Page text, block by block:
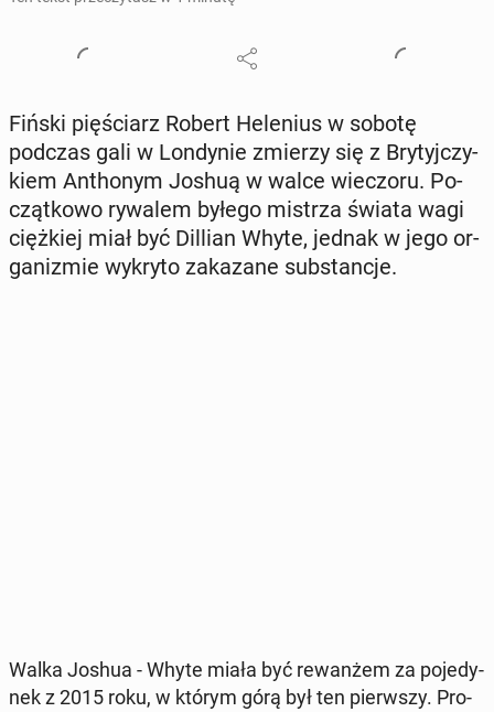
Fiński pię­ściarz Robert He­le­nius w sobotę
podczas gali w Lon­dy­nie zmierzy się z Bry­tyj­czy­
kiem An­tho­nym Joshuą w walce wie­czo­ru. Po­
cząt­ko­wo rywalem byłego mistrza świata wagi
cięż­kiej miał być Dillian Whyte, jednak w jego or­
ga­ni­zmie wykryto za­ka­za­ne sub­stan­cje.
Walka Joshua - Whyte miała być re­wan­żem za po­je­dy­
nek z 2015 roku, w którym górą był ten pierw­szy. Pro­